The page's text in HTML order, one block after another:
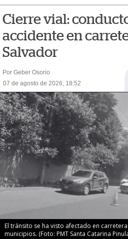
Cierre vial:
accidente en
Salvador
Por Geber Osorio
07 de agosto de 2026, 18:52
El tránsito se ha visto afectado en
municipios. (Foto: PMT Santa Catarina